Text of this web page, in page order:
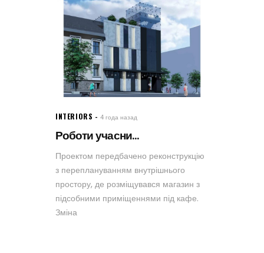
INTERIORS 4 года назад
Роботи учасни...
Проектом передбачено реконструкцію
з переплануванням внутрішнього
простору, де розміщувався магазин з
підсобними приміщеннями під кафе.
Зміна